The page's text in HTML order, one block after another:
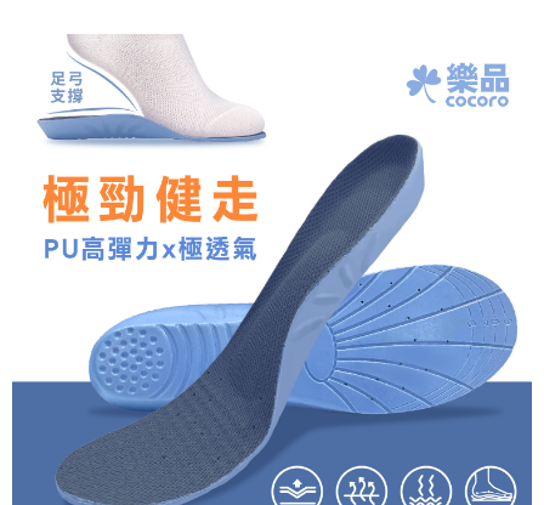
時審查核予不同之上限額度；若仍有額度不足之情形，本公司將視審查結果
請求用戶進行身份認證。
５．嚴禁一人註冊多個帳號或使用他人資訊註冊。若發現惡意使用之情形，
恩沛科技股份有限公司將有權停止該用戶之使用額度並採取法律行動。
付款後寶雅門市自取(由倉庫統一出貨)
每筆NT$80，滿NT$290(含以上)免運費